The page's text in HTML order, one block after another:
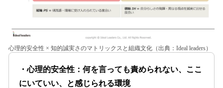
心理的安全性 × 知的誠実さのマトリックスと組織文化（出典：Ideal leaders）
・心理的安全性：何を言っても責められない、ここ
にいていい、と感じられる環境